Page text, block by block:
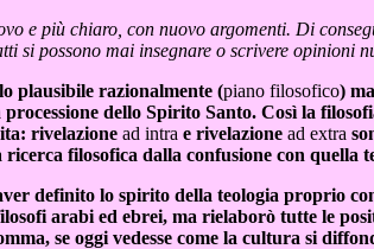
e più chiaro, con nuovo argomenti. Di
si possono mai insegnare o scrivere opinioni
plausibile razionalmente (piano filosofico)
dello Spirito Santo. Così la
rivelazione ad intra e rivelazione ad extra
filosofica dalla confusione con
definito lo spirito della teologia proprio
arabi ed ebrei, ma rielaborò tutte le
se oggi vedesse come la cultura si